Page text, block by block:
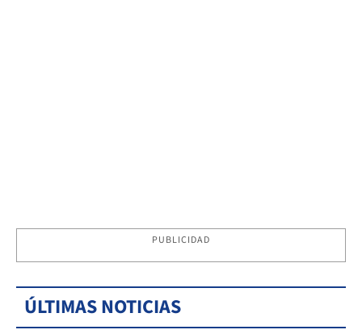
PUBLICIDAD
ÚLTIMAS NOTICIAS